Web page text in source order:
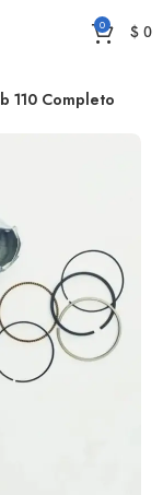
0 $0
110 Completo